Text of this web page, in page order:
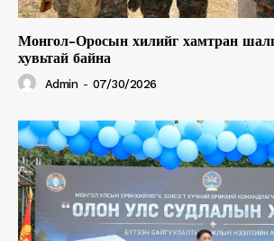
Монгол-Оросын хилийг хамтран
хувьтай байна
Admin - 07/30/2026